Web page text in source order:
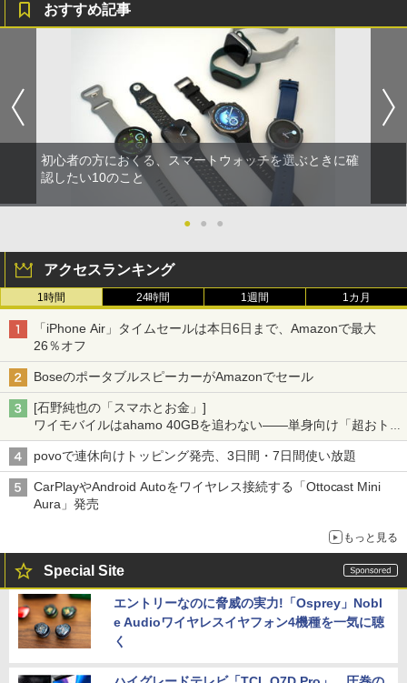
おすすめ記事
初心者の方におくる、スマートウォッチを選ぶときに確
認したい10のこと
● ● ●
アクセスランキング
1時間 24時間 1週間 1カ月
「iPhone Air」タイムセールは本日6日まで、Amazonで最大
26％オフ
BoseのポータブルスピーカーがAmazonでセール
[石野純也の「スマホとお金」]
ワイモバイルはahamo 40GBを追わない――単身向け「超おトク
割」の安さと1年限定の注意点
povoで連休向けトッピング発売、3日間・7日間使い放題
CarPlayやAndroid Autoをワイヤレス接続する「Ottocast Mini
Aura」発売
もっと見る
Special Site
エントリーなのに脅威の実力!「Osprey」Nobl
e Audioワイヤレスイヤフォン4機種を一気に聴
く